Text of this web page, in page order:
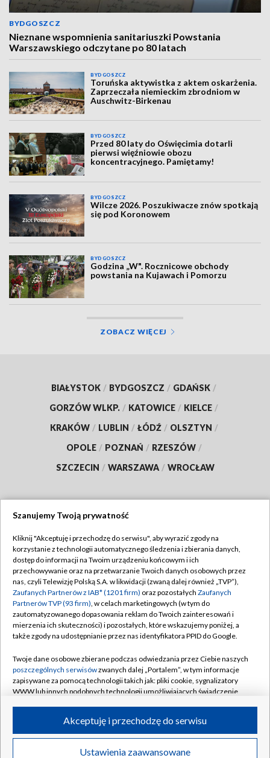
BYDGOSZCZ
Nieznane wspomnienia sanitariuszki Powstania
Warszawskiego odczytane po 80 latach
BYDGOSZCZ
Toruńska aktywistka z aktem oskarżenia.
Zaprzeczała niemieckim zbrodniom w
Auschwitz-Birkenau
BYDGOSZCZ
Przed 80 laty do Oświęcimia dotarli
pierwsi więźniowie obozu
koncentracyjnego. Pamiętamy!
BYDGOSZCZ
Wilcze 2026. Poszukiwacze znów spotkają
się pod Koronowem
BYDGOSZCZ
Godzina „W". Rocznicowe obchody
powstania na Kujawach i Pomorzu
ZOBACZ WIĘCEJ
BIAŁYSTOK / BYDGOSZCZ / GDAŃSK /
GORZÓW WLKP. / KATOWICE / KIELCE /
KRAKÓW / LUBLIN / ŁÓDŹ / OLSZTYN /
OPOLE / POZNAŃ / RZESZÓW /
SZCZECIN / WARSZAWA / WROCŁAW
TVP
Abonament TVP
Emisja w TVP
Centrum informacji TVP
Naziemna Telewizja Cyfrowa
Rada Programowa
System NOS
Informacje o nadawcy
Program dla prasy
Regulamin TVP
Polityka prywatności
Moje zgody
Pomoc
Kontakt
Kanały
©2026 Telewizja Polska S.A. w likwidacji
Szanujemy Twoją prywatność
Kliknij "Akceptuję i przechodzę do serwisu", aby wyrazić zgody na
korzystanie z technologii automatycznego śledzenia i zbierania danych,
dostęp do informacji na Twoim urządzeniu końcowym i ich
przechowywanie oraz na przetwarzanie Twoich danych osobowych przez
nas, czyli Telewizję Polską S.A. w likwidacji (zwaną dalej również „TVP”),
Zaufanych Partnerów z IAB* (1201 firm) oraz pozostałych Zaufanych
Partnerów TVP (93 firm), w celach marketingowych (w tym do
zautomatyzowanego dopasowania reklam do Twoich zainteresowań i
mierzenia ich skuteczności) i pozostałych, które wskazujemy poniżej, a
także zgody na udostępnianie przez nas identyfikatora PPID do Google.
Twoje dane osobowe zbierane podczas odwiedzania przez Ciebie naszych
poszczególnych serwisówzwanych dalej „Portalem”, w tym informacje
zapisywane za pomocą technologii takich jak: pliki cookie, sygnalizatory
WWW lub innych podobnych technologii umożliwiających świadczenie
ruchu w Internecie.
Twoje dane osobowe zbierane podczas odwiedzania przez Ciebie
Ustawienia zaawansowane
Akceptuję i przechodzę do serwisu